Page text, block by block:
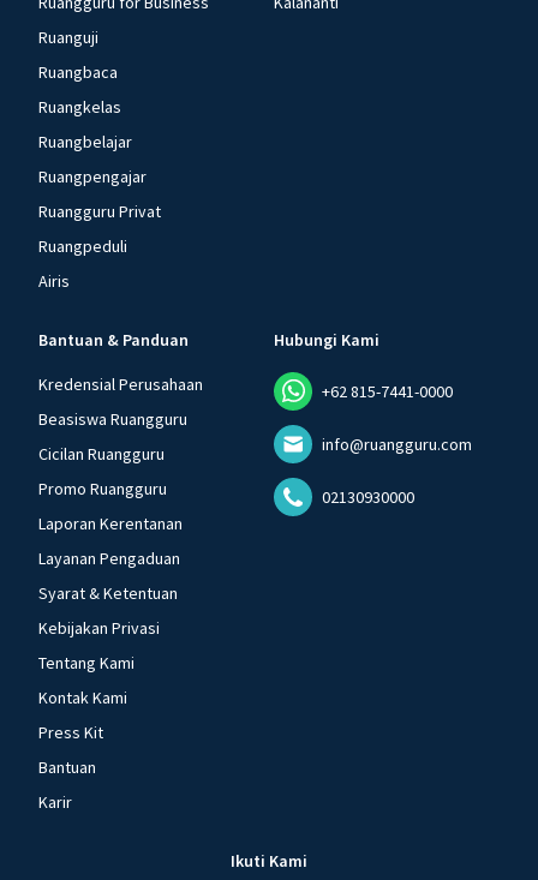
Ruanguji
Ruangbaca
Ruangkelas
Ruangbelajar
Ruangpengajar
Ruangguru Privat
Ruangpeduli
Airis
Bantuan & Panduan
Kredensial Perusahaan
Beasiswa Ruangguru
Cicilan Ruangguru
Promo Ruangguru
Laporan Kerentanan
Layanan Pengaduan
Syarat & Ketentuan
Kebijakan Privasi
Tentang Kami
Kontak Kami
Press Kit
Bantuan
Karir
Hubungi Kami
+62 815-7441-0000
info@ruangguru.com
02130930000
Ikuti Kami